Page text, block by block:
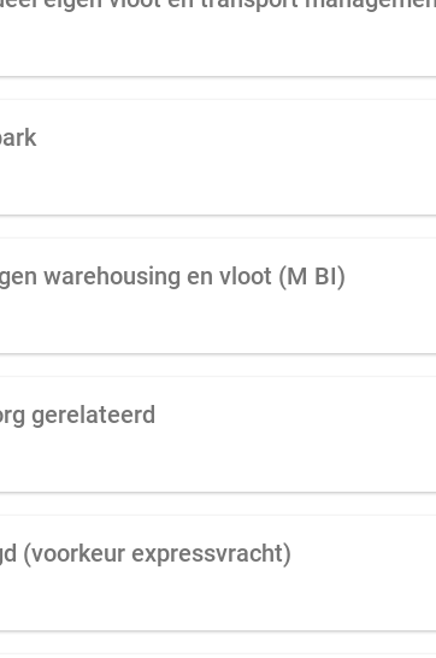
warehousing en vloot (M BI)
gerelateerd
(voorkeur expressvracht)